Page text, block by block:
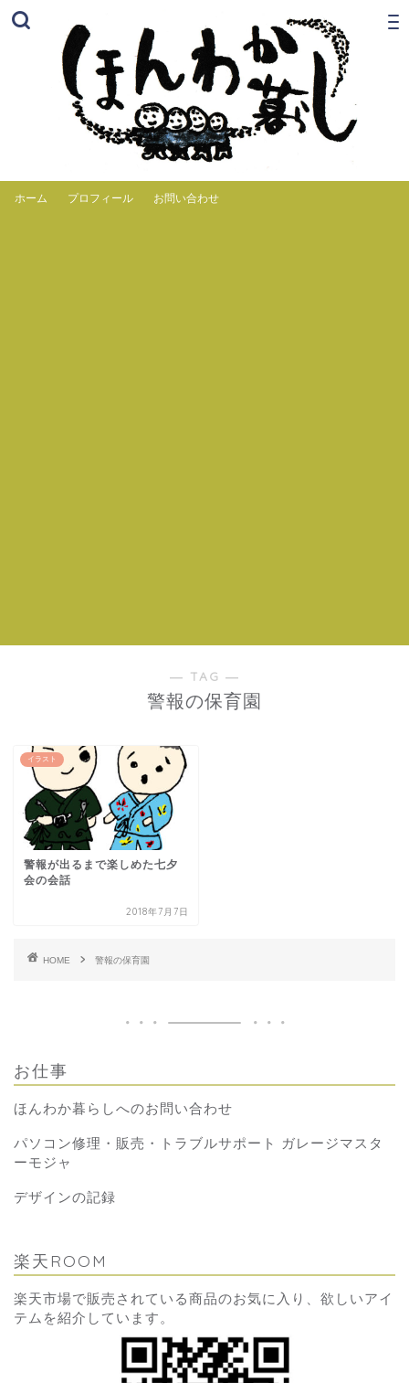
ホーム プロフィール お問い合わせ
― TAG ―
警報の保育園
イラスト
警報が出るまで楽しめた七夕
会の会話
2018年7月7日
HOME 警報の保育園
お仕事
ほんわか暮らしへのお問い合わせ
パソコン修理・販売・トラブルサポート ガレージマスタ
ーモジャ
デザインの記録
楽天ROOM
楽天市場で販売されている商品のお気に入り、欲しいアイ
テムを紹介しています。